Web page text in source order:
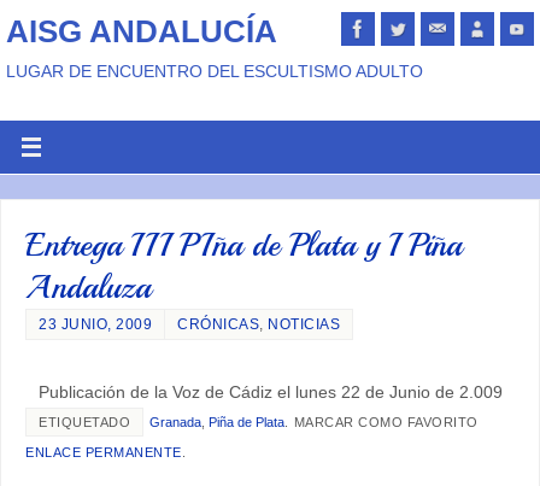
AISG ANDALUCÍA
LUGAR DE ENCUENTRO DEL ESCULTISMO ADULTO
Entrega III PIña de Plata y I Piña
Andaluza
23 JUNIO, 2009 CRÓNICAS, NOTICIAS
Publicación de la Voz de Cádiz el lunes 22 de Junio de 2.009
ETIQUETADO Granada Piña de Plata MARCAR COMO FAVORITO
ENLACE PERMANENTE